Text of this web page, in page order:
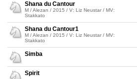
Shana du Cantour
M / Alezan / 2015 / V: Liz Neustar / MV:
Stakkato
Shana du Cantour1
M / Alezan / 2015 / V: Liz Neustar / MV:
Stakkato
Simba
Spirit